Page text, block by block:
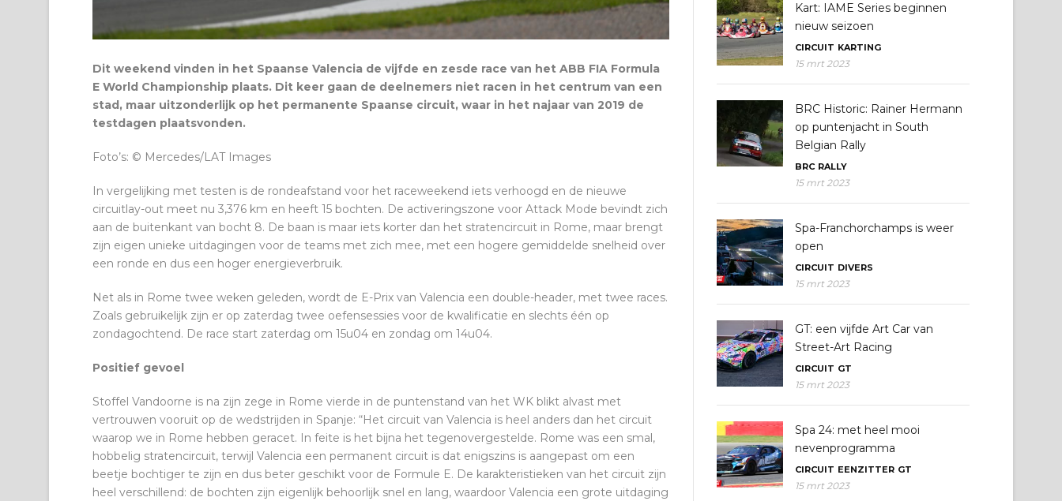
Dit weekend vinden in het Spaanse Valencia de vijfde en zesde race van het ABB FIA Formula
E World Championship plaats. Dit keer gaan de deelnemers niet racen in het centrum van een
stad, maar uitzonderlijk op het permanente Spaanse circuit, waar in het najaar van 2019 de
testdagen plaatsvonden.
Foto’s: © Mercedes/LAT Images
In vergelijking met testen is de rondeafstand voor het raceweekend iets verhoogd en de nieuwe
circuitlay-out meet nu 3,376 km en heeft 15 bochten. De activeringszone voor Attack Mode bevindt zich
aan de buitenkant van bocht 8. De baan is maar iets korter dan het stratencircuit in Rome, maar brengt
zijn eigen unieke uitdagingen voor de teams met zich mee, met een hogere gemiddelde snelheid over
een ronde en dus een hoger energieverbruik.
Net als in Rome twee weken geleden, wordt de E-Prix van Valencia een double-header, met twee races.
Zoals gebruikelijk zijn er op zaterdag twee oefensessies voor de kwalificatie en slechts één op
zondagochtend. De race start zaterdag om 15u04 en zondag om 14u04.
Positief gevoel
Stoffel Vandoorne is na zijn zege in Rome vierde in de puntenstand van het WK blikt alvast met
vertrouwen vooruit op de wedstrijden in Spanje: “Het circuit van Valencia is heel anders dan het circuit
waarop we in Rome hebben geracet. In feite is het bijna het tegenovergestelde. Rome was een smal,
hobbelig stratencircuit, terwijl Valencia een permanent circuit is dat enigszins is aangepast om een ​​
beetje bochtiger te zijn en dus beter geschikt voor de Formule E. De karakteristieken van het circuit zijn
heel verschillend: de bochten zijn eigenlijk behoorlijk snel en lang, waardoor Valencia een grote uitdaging
Kart: IAME Series beginnen
nieuw seizoen
CIRCUIT KARTING
15 mrt 2023
BRC Historic: Rainer Hermann
op puntenjacht in South
Belgian Rally
BRC RALLY
15 mrt 2023
Spa-Franchorchamps is weer
open
CIRCUIT DIVERS
15 mrt 2023
GT: een vijfde Art Car van
Street-Art Racing
CIRCUIT GT
15 mrt 2023
Spa 24: met heel mooi
nevenprogramma
CIRCUIT EENZITTER GT
15 mrt 2023